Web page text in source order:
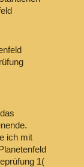
ich mit
1(